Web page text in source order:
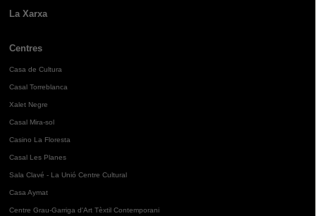
La Xarxa
Centres
Casa de Cultura
Casal Torreblanca
Xalet Negre
Casal Mira-sol
Casino La Floresta
Casal Les Planes
Sala Clavé - La Unió Centre Cultural
Casa Aymat
Centre Grau-Garriga d'Art Tèxtil Contemporani